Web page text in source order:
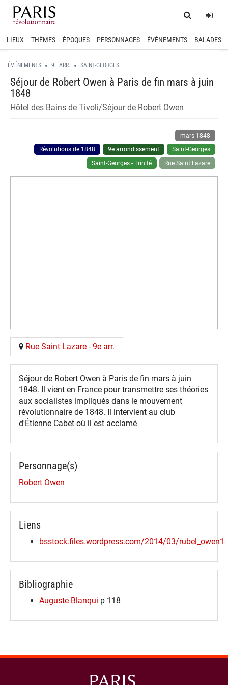
Home
LIEUX THÈMES ÉPOQUES PERSONNAGES ÉVÉNEMENTS BALADES
ÉVÉNEMENTS 9E ARR. SAINT-GEORGES
Séjour de Robert Owen à Paris de fin mars à juin
1848
Hôtel des Bains de Tivoli/Séjour de Robert Owen
mars 1848
Révolutions de 1848
9e arrondissement
Saint-Georges
Saint-Georges - Trinité
Rue Saint Lazare
Rue Saint Lazare -9e arr.
Séjour de Robert Owen à Paris de fin mars à juin
1848. Il vient en France pour transmettre ses théories
aux socialistes impliqués dans le mouvement
révolutionnaire de 1848. Il intervient au club
d'Étienne Cabet où il est acclamé
Personnage(s)
Robert Owen
Liens
bsstock.files.wordpress.com/2014/03/
Bibliographie
Auguste Blanqui p 118